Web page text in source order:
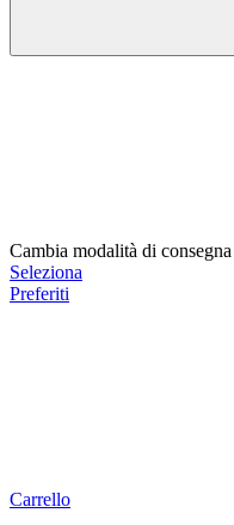
Cambia modalità di consegna
Seleziona
Preferiti
Carrello